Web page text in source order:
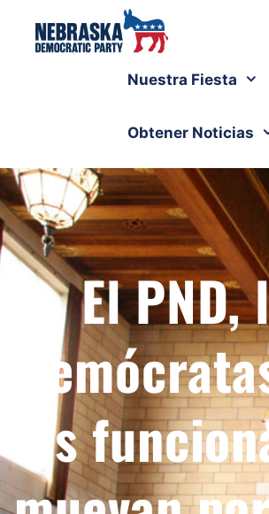
Nuestra Fiesta
Obtener Noticias
El
los